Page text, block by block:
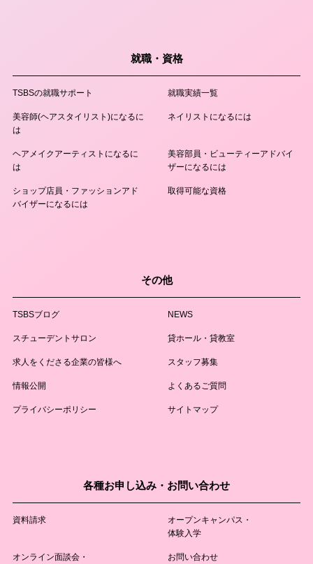
就職・資格
TSBSの就職サポート 就職実績一覧
美容師(ヘアスタイリスト)になるに
は
ネイリストになるには
ヘアメイクアーティストになるに
は
美容部員・ビューティーアドバイ
ザーになるには
ショップ店員・ファッションアド
バイザーになるには
取得可能な資格
その他
TSBSブログ NEWS
スチューデントサロン 貸ホール・貸教室
求人をくださる企業の皆様へ スタッフ募集
情報公開 よくあるご質問
プライバシーポリシー サイトマップ
各種お申し込み・お問い合わせ
資料請求
オープンキャンパス・
体験入学
オンライン面談会・ お問い合わせ